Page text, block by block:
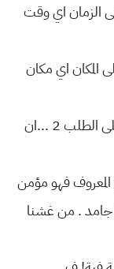
الزمان اي وقت
المكان اي مكان
١- اذاكان الجواب جملة فعلية فعلها دال على الطلب 2 ...ان
فهو مؤمن
جامد . من غشنا